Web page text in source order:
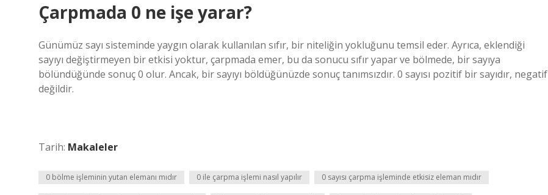
Çarpmada 0 ne işe yarar?
Günümüz sayı sisteminde yaygın olarak kullanılan sıfır, bir niteliğin yokluğunu temsil eder. Ayrıca, eklendiği
sayıyı değiştirmeyen bir etkisi yoktur, çarpmada emer, bu da sonucu sıfır yapar ve bölmede, bir sayıya
bölündüğünde sonuç 0 olur. Ancak, bir sayıyı böldüğünüzde sonuç tanımsızdır. 0 sayısı pozitif bir sayıdır, negatif
değildir.
Tarih: Makaleler
0 bölme işleminin yutan elemanı mıdır 0 ile çarpma işlemi nasıl yapılır 0 sayısı çarpma işleminde etkisiz eleman mıdır